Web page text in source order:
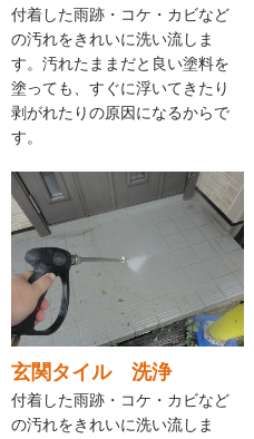
付着した雨跡・コケ・カビなど
の汚れをきれいに洗い流しま
す。汚れたままだと良い塗料を
塗っても、すぐに浮いてきたり
剥がれたりの原因になるからで
す。
玄関タイル 洗浄
付着した雨跡・コケ・カビなど
の汚れをきれいに洗い流しま